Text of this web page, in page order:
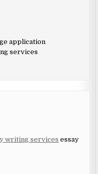
application
services
writing services essay